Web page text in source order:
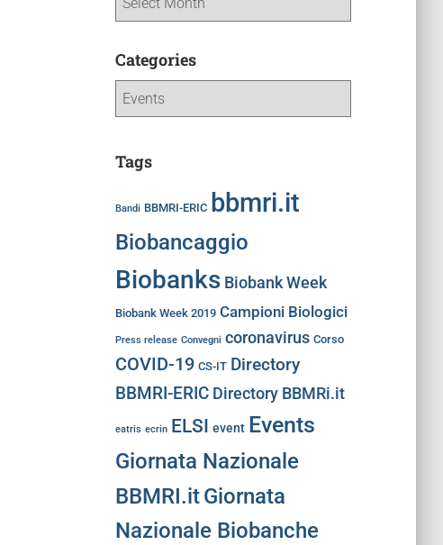
Categories
Tags
Bandi BBMRI-ERIC bbmri.it
Biobancaggio
Biobanks Biobank Week
Biobank Week 2019 Campioni Biologici
Press release Convegni coronavirus Corso
COVID-19 CS-IT Directory
BBMRI-ERIC Directory BBMRi.it
eatris ecrin ELSI event Events
Giornata Nazionale
BBMRI.itGiornata
Nazionale Biobanche